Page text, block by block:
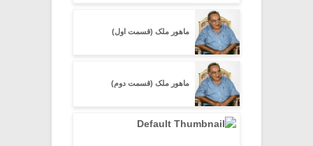
ماهور ملک (قسمت اول)
ماهور ملک (قسمت دوم)